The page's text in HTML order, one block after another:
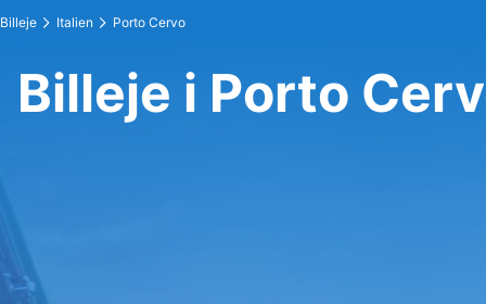
Billeje Italien Porto Cervo
Billeje i Porto